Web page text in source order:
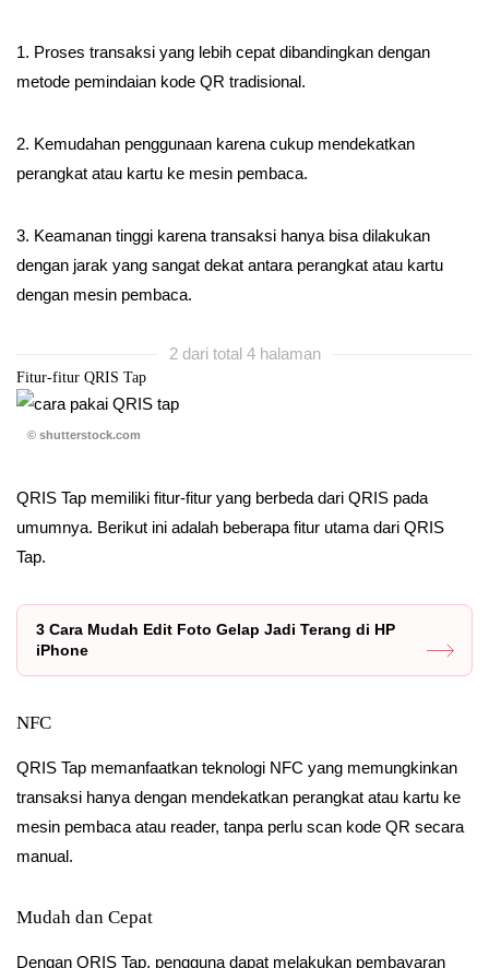
1. Proses transaksi yang lebih cepat dibandingkan dengan
metode pemindaian kode QR tradisional.
2. Kemudahan penggunaan karena cukup mendekatkan
perangkat atau kartu ke mesin pembaca.
3. Keamanan tinggi karena transaksi hanya bisa dilakukan
dengan jarak yang sangat dekat antara perangkat atau kartu
dengan mesin pembaca.
2 dari total 4 halaman
Fitur-fitur QRIS Tap
© shutterstock.com
QRIS Tap memiliki fitur-fitur yang berbeda dari QRIS pada
umumnya. Berikut ini adalah beberapa fitur utama dari QRIS
Tap.
3 Cara Mudah Edit Foto Gelap Jadi Terang di HP
iPhone
NFC
QRIS Tap memanfaatkan teknologi NFC yang memungkinkan
transaksi hanya dengan mendekatkan perangkat atau kartu ke
mesin pembaca atau reader, tanpa perlu scan kode QR secara
manual.
Mudah dan Cepat
Dengan QRIS Tap, pengguna dapat melakukan pembayaran